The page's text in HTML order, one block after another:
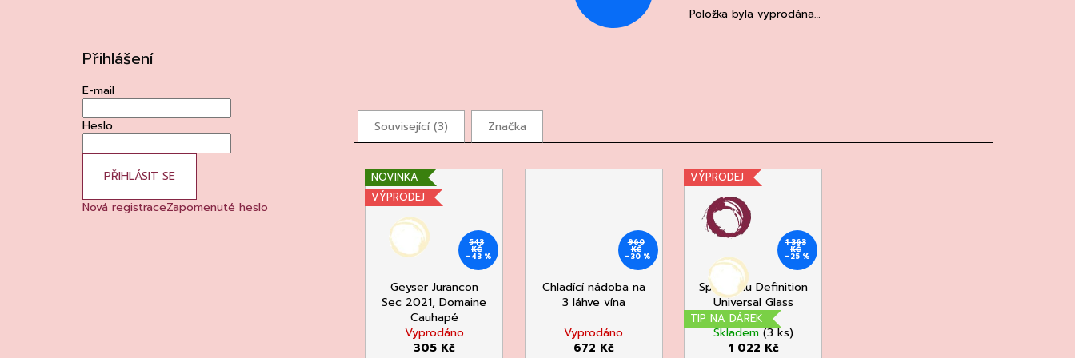
Přihlášení
E-mail
Heslo
PŘIHLÁSIT SE
Nová registraceZapomenuté heslo
Položka byla vyprodána…
Související (3) Značka
NOVINKA
VÝPRODEJ
543
KČ
–43 %
Geyser Jurancon
Sec 2021, Domaine
Cauhapé
Vyprodáno
305 Kč
960
KČ
–30 %
Chladící nádoba na
3 láhve vína
Vyprodáno
672 Kč
VÝPRODEJ
TIP NA DÁREK
1 363
KČ
–25 %
Spiegelau Definition
Universal Glass
Set/2
Skladem(3 ks)
1 022 Kč